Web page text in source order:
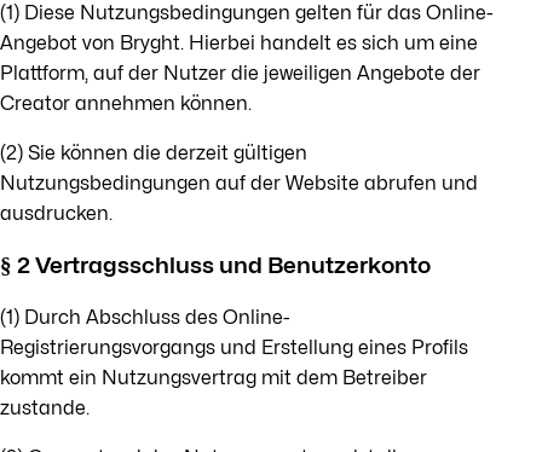
(1) Diese Nutzungsbedingungen gelten für das Online-
Angebot von Bryght. Hierbei handelt es sich um eine
Plattform, auf der Nutzer die jeweiligen Angebote der
Creator annehmen können.
(2) Sie können die derzeit gültigen
Nutzungsbedingungen auf der Website abrufen und
ausdrucken.
§ 2 Vertragsschluss und Benutzerkonto
(1) Durch Abschluss des Online-
Registrierungsvorgangs und Erstellung eines Profils
kommt ein Nutzungsvertrag mit dem Betreiber
zustande.